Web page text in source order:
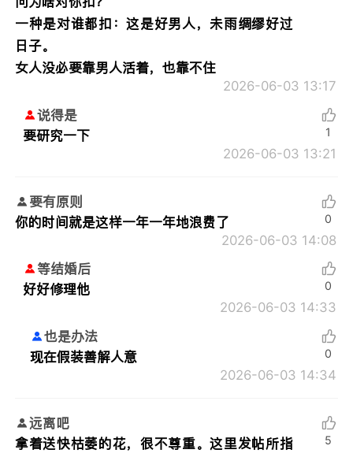
一种是对谁都扣：这是好男人，未雨绸缪好过
日子。
女人没必要靠男人活着，也靠不住
2026-06-03 13:17
说得是
要研究一下
2026-06-03 13:21
1
要有原则
你的时间就是这样一年一年地浪费了
2026-06-03 14:08
0
等结婚后
好好修理他
2026-06-03 14:33
0
也是办法
现在假装善解人意
2026-06-03 14:34
0
远离吧
拿着送快枯萎的花，很不尊重。这里发帖所指
5